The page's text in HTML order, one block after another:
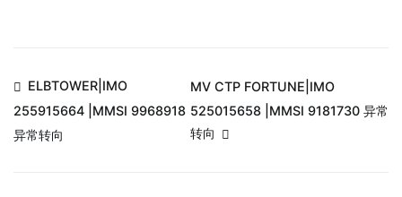
ELBTOWER|IMO
255915664 |MMSI 9968918
异常转向
MV CTP FORTUNE|IMO
525015658 |MMSI 9181730 异常
转向